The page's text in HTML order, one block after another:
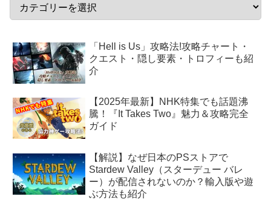
「Hell is Us」攻略法!攻略チャート・
クエスト・隠し要素・トロフィーも紹
介
【2025年最新】NHK特集でも話題沸
騰！『It Takes Two』魅力＆攻略完全
ガイド
【解説】なぜ日本のPSストアで
Stardew Valley（スターデュー バレ
ー）が配信されないのか？輸入版や遊
ぶ方法も紹介